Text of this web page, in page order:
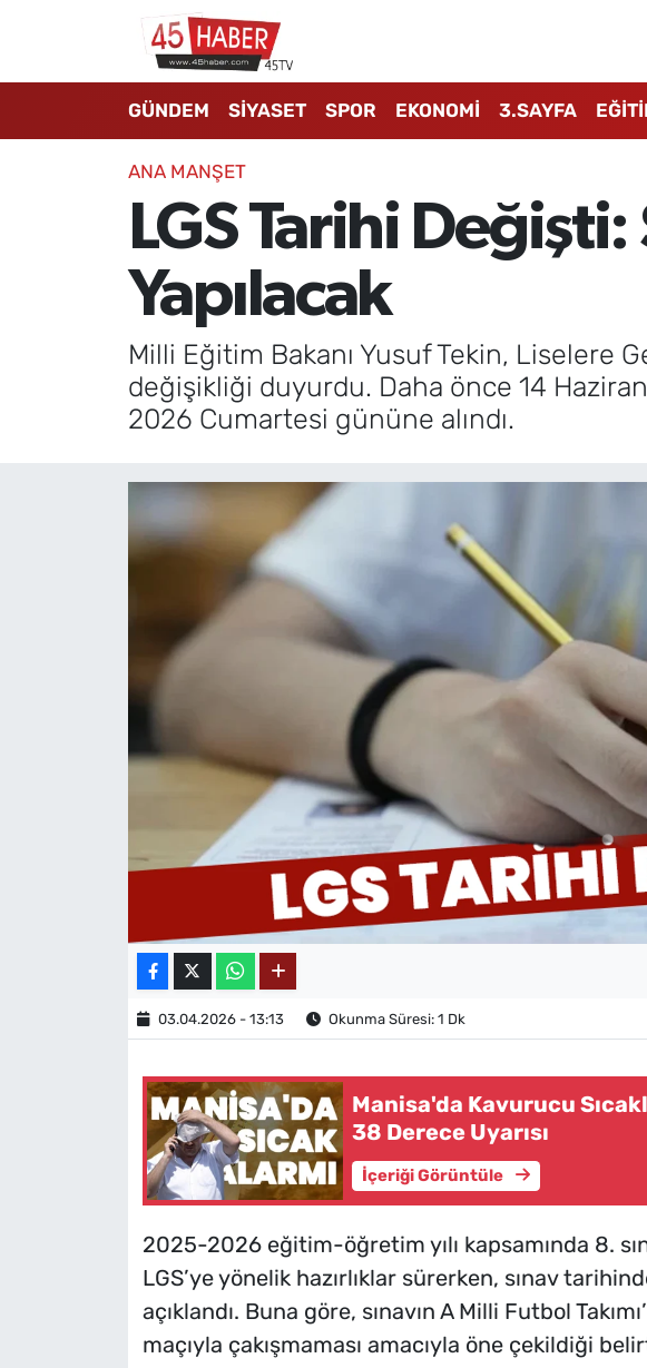
GÜNDEM SİYASET SPOR EKONOMİ 3.SAYFA
ANA MANŞET
LGS Tarihi Değişti:
Yapılacak
Milli Eğitim Bakanı Yusuf Tekin, Liselere
değişikliği duyurdu. Daha önce 14
2026 Cumartesi gününe alındı.
03.04.2026 - 13:13 Okunma Süresi: 1 Dk
Manisa'da Kavurucu
38 Derece Uyarısı
İçeriği Görüntüle
2025-2026 eğitim-öğretim yılı kapsamında 8.
LGS’ye yönelik hazırlıklar sürerken, sınav
açıklandı. Buna göre, sınavın A Milli Futbol
maçıyla çakışmaması amacıyla öne çekildiği
GÜNDEM
SİYASET
EKONOMİ
EĞİTİM
SAĞLIK
YAŞAM
MAGAZİN
Manisa Nöbetçi Eczaneler
Manisa Hava Durumu
Manisa Namaz Vakitleri
Manisa Trafik Yoğunluk Haritası
Süper Lig Puan Durumu ve Fikstür
Tüm Manşetler
Son Dakika Haberleri
Haber Arşivi